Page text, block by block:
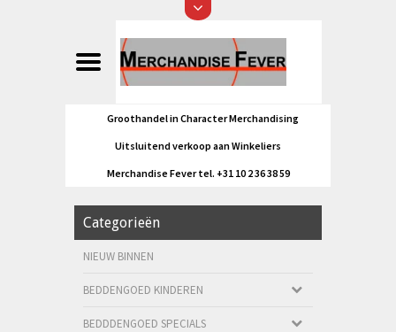
Groothandel in Character Merchandising
Uitsluitend verkoop aan Winkeliers
Merchandise Fever tel. +31 10 2 36 38 59
Categorieën
NIEUW BINNEN
BEDDENGOED KINDEREN
BEDDDENGOED SPECIALS